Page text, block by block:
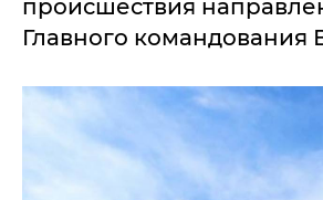
происшествия
Главного командования